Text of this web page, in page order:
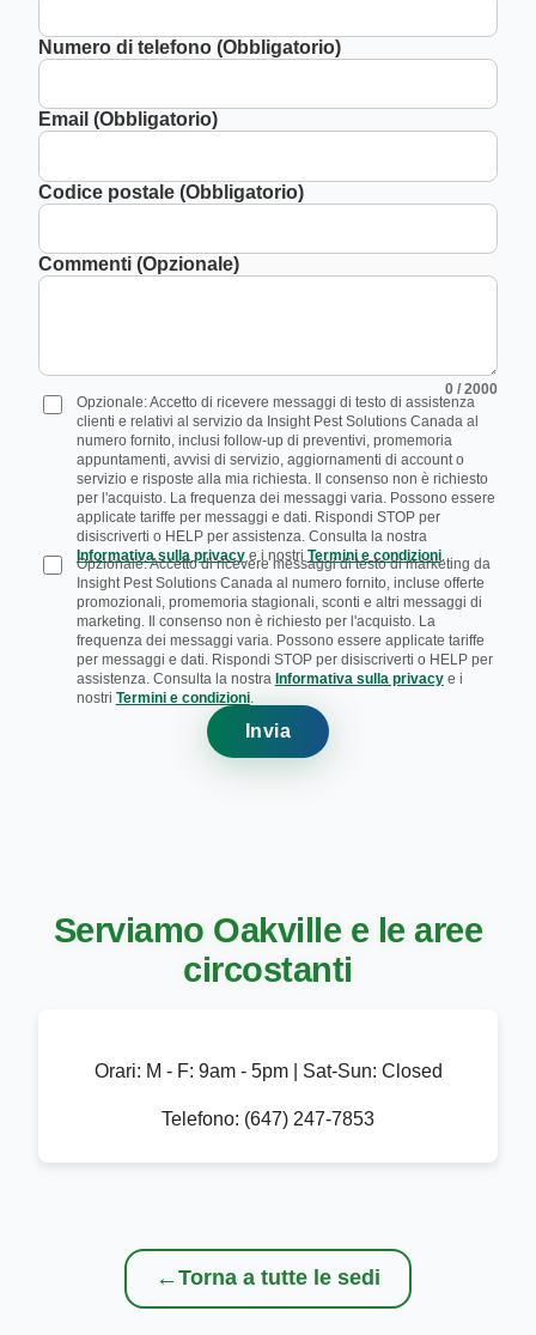
Numero di telefono (Obbligatorio)
Email (Obbligatorio)
Codice postale (Obbligatorio)
Commenti (Opzionale)
0 / 2000
Opzionale: Accetto di ricevere messaggi di testo di assistenza
clienti e relativi al servizio da Insight Pest Solutions Canada al
numero fornito, inclusi follow-up di preventivi, promemoria
appuntamenti, avvisi di servizio, aggiornamenti di account o
servizio e risposte alla mia richiesta. Il consenso non è richiesto
per l'acquisto. La frequenza dei messaggi varia. Possono essere
applicate tariffe per messaggi e dati. Rispondi STOP per
disiscriverti o HELP per assistenza. Consulta la nostra
Informativa sulla privacy e i nostri Termini e condizioni.
Opzionale: Accetto di ricevere messaggi di testo di marketing da
Insight Pest Solutions Canada al numero fornito, incluse offerte
promozionali, promemoria stagionali, sconti e altri messaggi di
marketing. Il consenso non è richiesto per l'acquisto. La
frequenza dei messaggi varia. Possono essere applicate tariffe
per messaggi e dati. Rispondi STOP per disiscriverti o HELP per
assistenza. Consulta la nostra Informativa sulla privacy e i
nostri Termini e condizioni.
Invia
Serviamo Oakville e le aree
circostanti
Orari: M - F: 9am - 5pm | Sat-Sun: Closed
Telefono: (647) 247-7853
←Torna a tutte le sedi